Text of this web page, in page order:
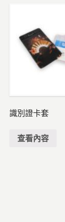
識別證卡套
查看內容